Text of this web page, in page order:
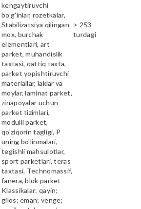
kengaytiruvchi
bo'g'inlar, rozetkalar,
Stabilizatsiya qilingan
mox, burchak
elementlari, art
parket, muhandislik
taxtasi, qattiq taxta,
parket yopishtiruvchi
materiallar, laklar va
moylar, laminat parket,
zinapoyalar uchun
parket tizimlari,
modulli parket,
qo'ziqorin tagligi, P
uning bo'linmalari,
tegishli mahsulotlar,
sport parketlari, teras
taxtasi, Technomassif,
fanera, blok parket
> 253
turdagi
Klassikalar: qayin;
gilos; eman; venge;